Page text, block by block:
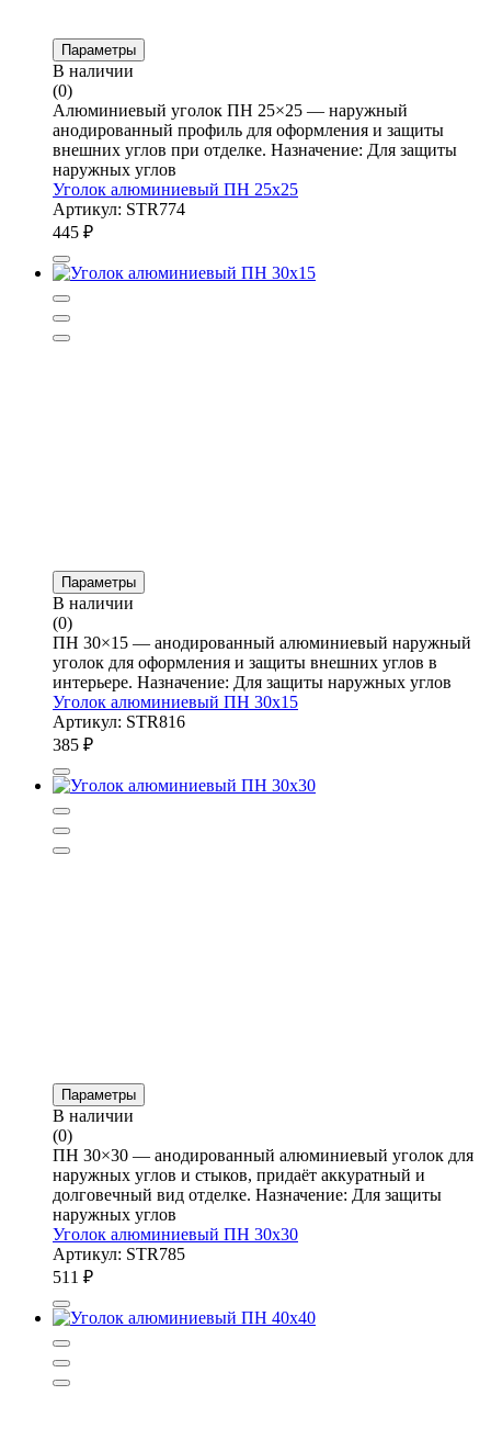
Параметры
В наличии
(0)
Алюминиевый уголок ПН 25×25 — наружный
анодированный профиль для оформления и защиты
внешних углов при отделке. Назначение: Для защиты
наружных углов
Уголок алюминиевый ПН 25х25
Артикул: STR774
445 ₽
Параметры
В наличии
(0)
ПН 30×15 — анодированный алюминиевый наружный
уголок для оформления и защиты внешних углов в
интерьере. Назначение: Для защиты наружных углов
Уголок алюминиевый ПН 30х15
Артикул: STR816
385 ₽
Параметры
В наличии
(0)
ПН 30×30 — анодированный алюминиевый уголок для
наружных углов и стыков, придаёт аккуратный и
долговечный вид отделке. Назначение: Для защиты
наружных углов
Уголок алюминиевый ПН 30х30
Артикул: STR785
511 ₽